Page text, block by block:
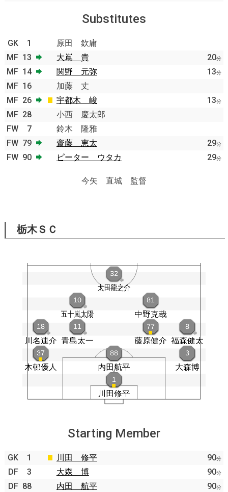
Substitutes
GK 1
原田 欽庸
MF 13 大嶌 貴 20分
MF 14 関野 元弥 13分
MF 16
加藤 丈
MF 26 宇都木 峻 13分
MF 28
小西 慶太郎
FW
7
鈴木 隆雅
FW 79 齋藤 恵太 29分
FW 90 ピーター ウタカ 29分
今矢 直城 監督
栃木ＳＣ
Starting Member
GK 1 川田 修平 90分
DF 3 大森 博 90分
DF 88 内田 航平 90分